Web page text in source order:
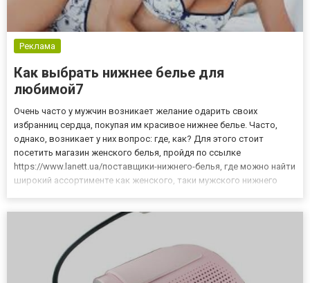
Реклама
Как выбрать нижнее белье для
любимой7
Очень часто у мужчин возникает желание одарить своих
избранниц сердца, покупая им красивое нижнее белье. Часто,
однако, возникает у них вопрос: где, как? Для этого стоит
посетить магазин женского белья, пройдя по ссылке
https://www.lanett.ua/поставщики-нижнего-белья, где можно найти
широкий ассортименте как женского, таки мужского нижнего